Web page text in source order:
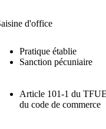
d'office
Pratique établie
Sanction pécuniaire
Article 101-1 du
du code de commerce